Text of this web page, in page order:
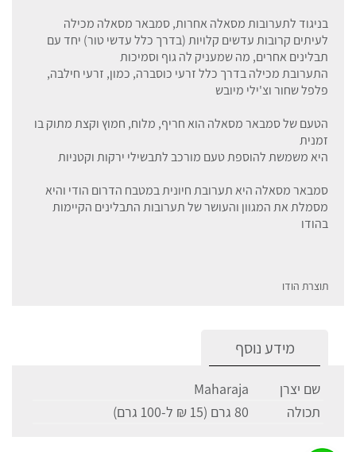
בניגוד לתערובות מסאלה אחרות, סמבאר מסאלה מכילה
לעיתים קרובות עדשים קלויות (בדרך כלל עדשי טור) יחד עם
תבלינים אחרים, מה שמעניק לה גוף וסמיכות
התערובת מכילה בדרך כלל זרעי כוסברה, כמון, זרעי חילבה,
פלפל שחור וצ'ילי מיובש
הטעם של סמבאר מסאלה הוא חריף, מלוח, חמוץ וקצת מתוק בו
זמנית
היא משמשת להוספת טעם מורכב לתבשילי ירקות וקטניות
סמבאר מסאלה היא תערובת חיונית במטבח הדרום הודי והיא
מסמלת את המגוון והעושר של תערובות התבלינים הקיימות
בהודו
תוצרת הודו
מידע נוסף
שם יצרן
Maharaja
תכולה
80 גרם (15 ₪ ל-100 גרם)